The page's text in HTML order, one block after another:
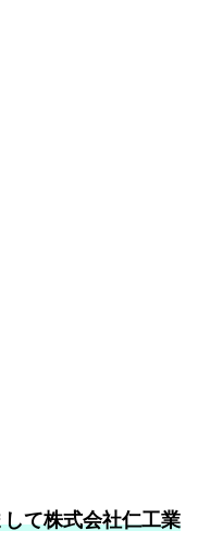
て株式会社仁工業